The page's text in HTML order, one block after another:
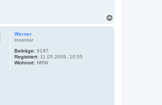
Werner
Inventar
Beiträge: 9197
Registriert: 11.05.2006, 10:55
Wohnort: NRW